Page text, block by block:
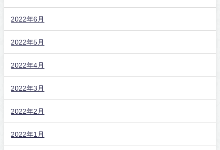
2022年6月
2022年5月
2022年4月
2022年3月
2022年2月
2022年1月